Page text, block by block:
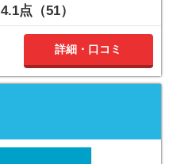
4.1点（51）
詳細・口コミ